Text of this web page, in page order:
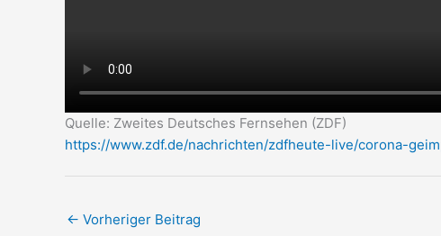
Quelle: Zweites Deutsches Fernsehen (ZDF)
https://www.zdf.de/nachrichten/zdfheute-live/corona-
← Vorheriger Beitrag